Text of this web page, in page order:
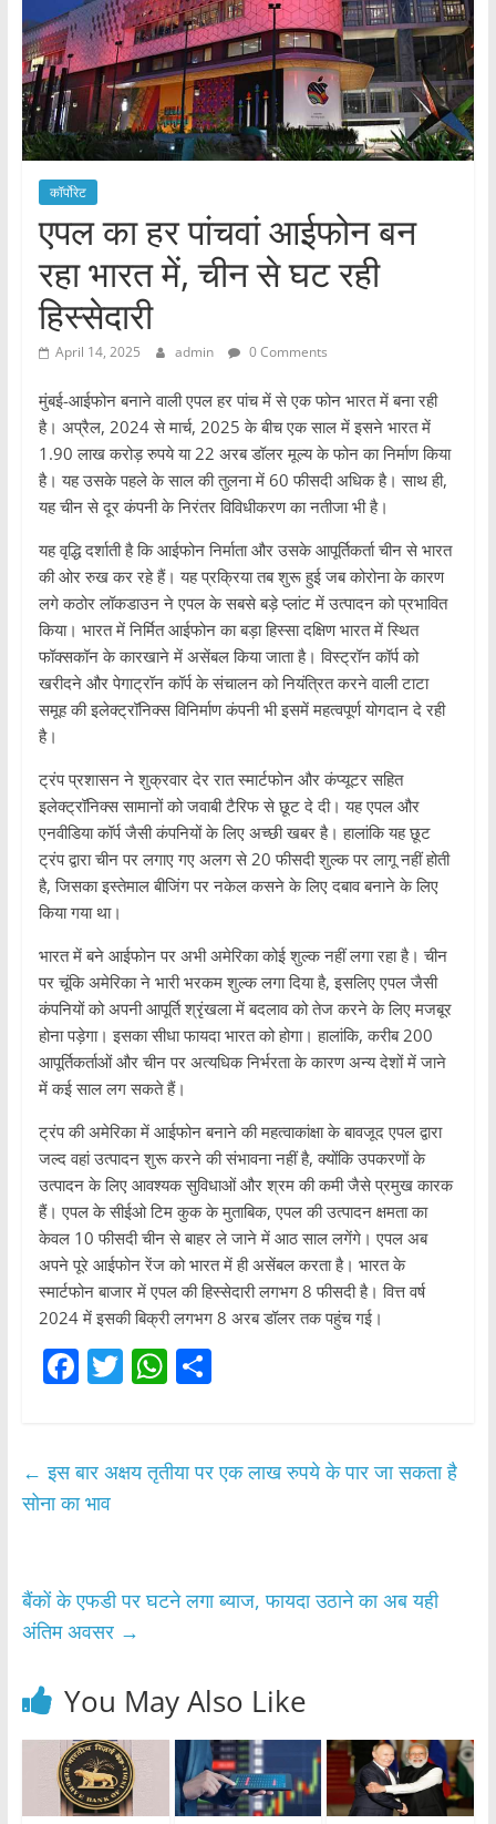
कॉर्पोरेट
एपल का हर पांचवां आईफोन बन
रहा भारत में, चीन से घट रही
हिस्सेदारी
April 14, 2025 admin 0 Comments
मुंबई-आईफोन बनाने वाली एपल हर पांच में से एक फोन भारत में बना रही
है। अप्रैल, 2024 से मार्च, 2025 के बीच एक साल में इसने भारत में
1.90 लाख करोड़ रुपये या 22 अरब डॉलर मूल्य के फोन का निर्माण किया
है। यह उसके पहले के साल की तुलना में 60 फीसदी अधिक है। साथ ही,
यह चीन से दूर कंपनी के निरंतर विविधीकरण का नतीजा भी है।
यह वृद्धि दर्शाती है कि आईफोन निर्माता और उसके आपूर्तिकर्ता चीन से भारत
की ओर रुख कर रहे हैं। यह प्रक्रिया तब शुरू हुई जब कोरोना के कारण
लगे कठोर लॉकडाउन ने एपल के सबसे बड़े प्लांट में उत्पादन को प्रभावित
किया। भारत में निर्मित आईफोन का बड़ा हिस्सा दक्षिण भारत में स्थित
फॉक्सकॉन के कारखाने में असेंबल किया जाता है। विस्ट्रॉन कॉर्प को
खरीदने और पेगाट्रॉन कॉर्प के संचालन को नियंत्रित करने वाली टाटा
समूह की इलेक्ट्रॉनिक्स विनिर्माण कंपनी भी इसमें महत्वपूर्ण योगदान दे रही
है।
ट्रंप प्रशासन ने शुक्रवार देर रात स्मार्टफोन और कंप्यूटर सहित
इलेक्ट्रॉनिक्स सामानों को जवाबी टैरिफ से छूट दे दी। यह एपल और
एनवीडिया कॉर्प जैसी कंपनियों के लिए अच्छी खबर है। हालांकि यह छूट
ट्रंप द्वारा चीन पर लगाए गए अलग से 20 फीसदी शुल्क पर लागू नहीं होती
है, जिसका इस्तेमाल बीजिंग पर नकेल कसने के लिए दबाव बनाने के लिए
किया गया था।
भारत में बने आईफोन पर अभी अमेरिका कोई शुल्क नहीं लगा रहा है। चीन
पर चूंकि अमेरिका ने भारी भरकम शुल्क लगा दिया है, इसलिए एपल जैसी
कंपनियों को अपनी आपूर्ति श्रृंखला में बदलाव को तेज करने के लिए मजबूर
होना पड़ेगा। इसका सीधा फायदा भारत को होगा। हालांकि, करीब 200
आपूर्तिकर्ताओं और चीन पर अत्यधिक निर्भरता के कारण अन्य देशों में जाने
में कई साल लग सकते हैं।
ट्रंप की अमेरिका में आईफोन बनाने की महत्वाकांक्षा के बावजूद एपल द्वारा
जल्द वहां उत्पादन शुरू करने की संभावना नहीं है, क्योंकि उपकरणों के
उत्पादन के लिए आवश्यक सुविधाओं और श्रम की कमी जैसे प्रमुख कारक
हैं। एपल के सीईओ टिम कुक के मुताबिक, एपल की उत्पादन क्षमता का
केवल 10 फीसदी चीन से बाहर ले जाने में आठ साल लगेंगे। एपल अब
अपने पूरे आईफोन रेंज को भारत में ही असेंबल करता है। भारत के
स्मार्टफोन बाजार में एपल की हिस्सेदारी लगभग 8 फीसदी है। वित्त वर्ष
2024 में इसकी बिक्री लगभग 8 अरब डॉलर तक पहुंच गई।
F
e
b
k
T
er
W
s
p
S
e
← इस बार अक्षय तृतीया पर एक लाख रुपये के पार जा सकता है
सोना का भाव
बैंकों के एफडी पर घटने लगा ब्याज, फायदा उठाने का अब यही
अंतिम अवसर →
You May Also Like